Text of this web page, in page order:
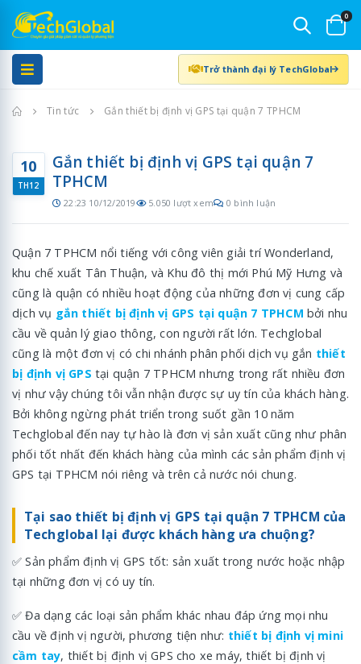
0
Trở thành đại lý TechGlobal
Trang chủ
Tin tức Gắn thiết bị định vị GPS tại quận 7 TPHCM
10
TH12
Gắn thiết bị định vị GPS tại quận 7
TPHCM
22:23 10/12/2019 5.050 lượt xem 0 bình luận
Quận 7 TPHCM nổi tiếng với công viên giải trí Wonderland,
khu chế xuất Tân Thuận, và Khu đô thị mới Phú Mỹ Hưng và
cũng là quận có nhiều hoạt động của những đơn vị cung cấp
dịch vụ gắn thiết bị định vị GPS tại quận 7 TPHCM bởi nhu
cầu về quản lý giao thông, con người rất lớn. Techglobal
cũng là một đơn vị có chi nhánh phân phối dịch vụ gắn thiết
bị định vị GPS tại quận 7 TPHCM nhưng trong rất nhiều đơn
vị như vậy chúng tôi vẫn nhận được sự uy tín của khách hàng.
Bởi không ngừng phát triển trong suốt gần 10 năm
Techglobal đến nay tự hào là đơn vị sản xuất cũng như phân
phối tốt nhất đến khách hàng của mình các sản phẩm định vị
GPS tại TPHCM nói riêng và trên cả nước nói chung.
Tại sao thiết bị định vị GPS tại quận 7 TPHCM của
Techglobal lại được khách hàng ưa chuộng?
✅ Sản phẩm định vị GPS tốt: sản xuất trong nước hoặc nhập
tại những đơn vị có uy tín.
✅ Đa dạng các loại sản phẩm khác nhau đáp ứng mọi nhu
cầu về định vị người, phương tiện như: thiết bị định vị mini
cầm tay, thiết bị định vị GPS cho xe máy, thiết bị định vị